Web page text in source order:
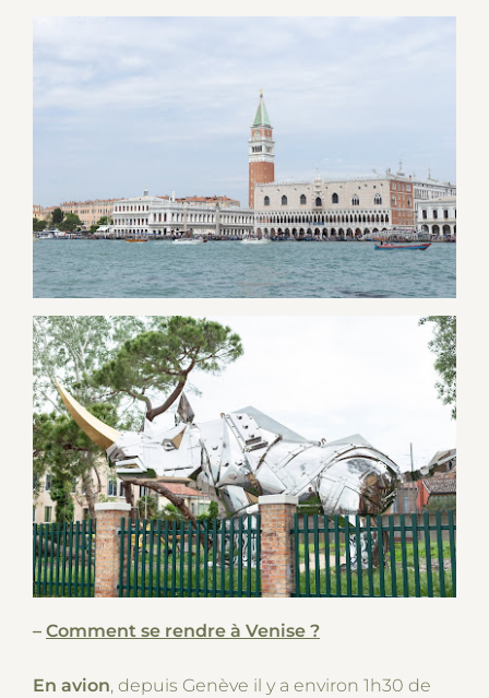
– Comment se rendre à Venise ?
En avion, depuis Genève il y a environ 1h30 de